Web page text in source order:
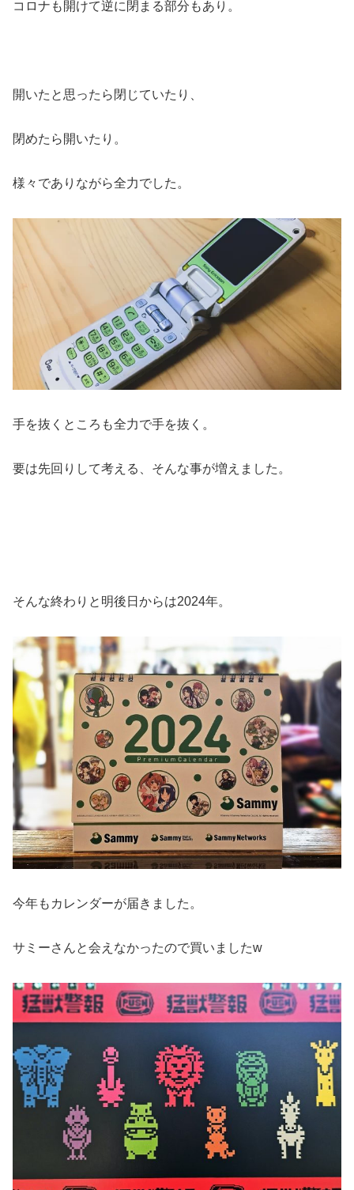
コロナも開けて逆に閉まる部分もあり。
開いたと思ったら閉じていたり、
閉めたら開いたり。
様々でありながら全力でした。
手を抜くところも全力で手を抜く。
要は先回りして考える、そんな事が増えました。
そんな終わりと明後日からは2024年。
今年もカレンダーが届きました。
サミーさんと会えなかったので買いましたw